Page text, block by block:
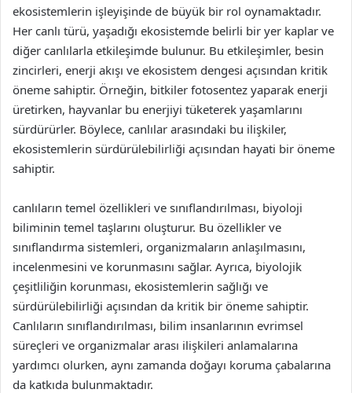
ekosistemlerin işleyişinde de büyük bir rol oynamaktadır.
Her canlı türü, yaşadığı ekosistemde belirli bir yer kaplar ve
diğer canlılarla etkileşimde bulunur. Bu etkileşimler, besin
zincirleri, enerji akışı ve ekosistem dengesi açısından kritik
öneme sahiptir. Örneğin, bitkiler fotosentez yaparak enerji
üretirken, hayvanlar bu enerjiyi tüketerek yaşamlarını
sürdürürler. Böylece, canlılar arasındaki bu ilişkiler,
ekosistemlerin sürdürülebilirliği açısından hayati bir öneme
sahiptir.
canlıların temel özellikleri ve sınıflandırılması, biyoloji
biliminin temel taşlarını oluşturur. Bu özellikler ve
sınıflandırma sistemleri, organizmaların anlaşılmasını,
incelenmesini ve korunmasını sağlar. Ayrıca, biyolojik
çeşitliliğin korunması, ekosistemlerin sağlığı ve
sürdürülebilirliği açısından da kritik bir öneme sahiptir.
Canlıların sınıflandırılması, bilim insanlarının evrimsel
süreçleri ve organizmalar arası ilişkileri anlamalarına
yardımcı olurken, aynı zamanda doğayı koruma çabalarına
da katkıda bulunmaktadır.